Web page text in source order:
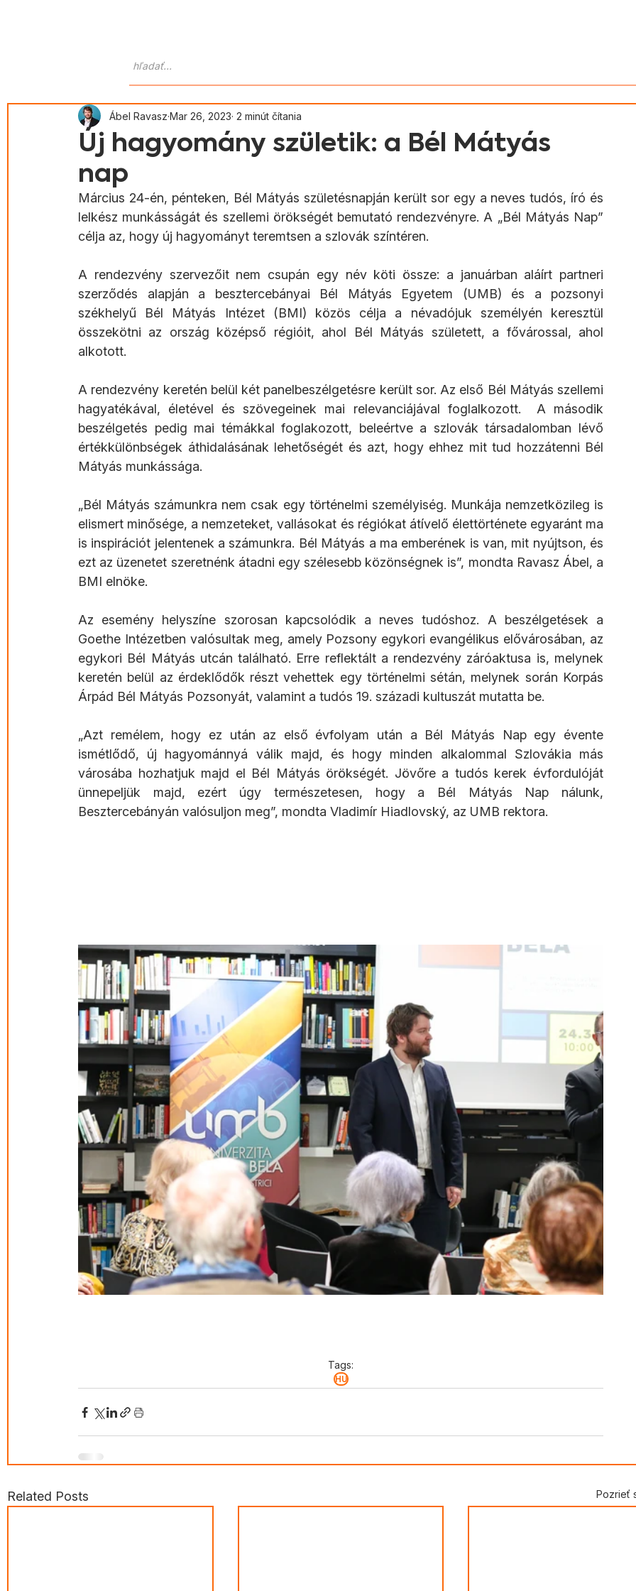
Új hagyomány születik: a Bél Mátyás
nap
Ábel Ravasz Mar 26, 2023 2 minút čítania
Március 24-én, pénteken, Bél Mátyás születésnapján került sor egy a neves tudós, író és
lelkész munkásságát és szellemi örökségét bemutató rendezvényre. A „Bél Mátyás Nap”
célja az, hogy új hagyományt teremtsen a szlovák színtéren.
A rendezvény szervezőit nem csupán egy név köti össze: a januárban aláírt partneri
szerződés alapján a besztercebányai Bél Mátyás Egyetem (UMB) és a pozsonyi
székhelyű Bél Mátyás Intézet (BMI) közös célja a névadójuk személyén keresztül
összekötni az ország középső régióit, ahol Bél Mátyás született, a fővárossal, ahol
alkotott.
A rendezvény keretén belül két panelbeszélgetésre került sor. Az első Bél Mátyás szellemi
hagyatékával, életével és szövegeinek mai relevanciájával foglalkozott.  A második
beszélgetés pedig mai témákkal foglakozott, beleértve a szlovák társadalomban lévő
értékkülönbségek áthidalásának lehetőségét és azt, hogy ehhez mit tud hozzátenni Bél
Mátyás munkássága.
„Bél Mátyás számunkra nem csak egy történelmi személyiség. Munkája nemzetközileg is
elismert minősége, a nemzeteket, vallásokat és régiókat átívelő élettörténete egyaránt ma
is inspirációt jelentenek a számunkra. Bél Mátyás a ma emberének is van, mit nyújtson, és
ezt az üzenetet szeretnénk átadni egy szélesebb közönségnek is”, mondta Ravasz Ábel, a
BMI elnöke.
Az esemény helyszíne szorosan kapcsolódik a neves tudóshoz. A beszélgetések a
Goethe Intézetben valósultak meg, amely Pozsony egykori evangélikus elővárosában, az
egykori Bél Mátyás utcán található. Erre reflektált a rendezvény záróaktusa is, melynek
keretén belül az érdeklődők részt vehettek egy történelmi sétán, melynek során Korpás
Árpád Bél Mátyás Pozsonyát, valamint a tudós 19. századi kultuszát mutatta be.
„Azt remélem, hogy ez után az első évfolyam után a Bél Mátyás Nap egy évente
ismétlődő, új hagyománnyá válik majd, és hogy minden alkalommal Szlovákia más
városába hozhatjuk majd el Bél Mátyás örökségét. Jövőre a tudós kerek évfordulóját
ünnepeljük majd, ezért úgy természetesen, hogy a Bél Mátyás Nap nálunk,
Besztercebányán valósuljon meg”, mondta Vladimír Hiadlovský, az UMB rektora.
Tags:
HU
Related Posts Pozrieť